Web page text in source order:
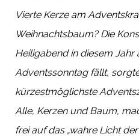
Vierte Kerze am
Weihnachtsbaum? Die
Heiligabend in diesem Jahr
Adventssonntag fällt,
kürzestmöglichste
Alle, Kerzen und Baum,
frei auf das „wahre Licht